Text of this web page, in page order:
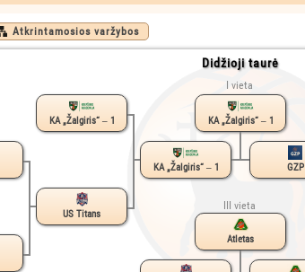
Atkrintamosios varžybos
Didžioji taurė
I vieta
III vieta
KA „Žalgiris“ ‒ 1
KA „Žalgiris“ ‒ 1 GZP
Atletas
KA „Žalgiris“ ‒ 1
US Titans